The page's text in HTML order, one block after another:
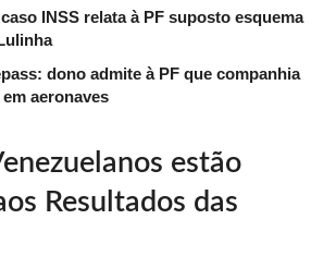
INSS relata à PF suposto esquema
dono admite à PF que companhia
aeronaves
estão
Resultados das